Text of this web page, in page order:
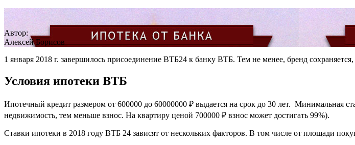
Автор:
Алексей Борисов
1 января 2018 г. завершилось присоединение ВТБ24 к банку ВТБ. Тем не менее, бренд
Условия ипотеки ВТБ
Ипотечный кредит размером от 600000 до 60000000 ₽ выдается на срок до 30 лет. Минимальная
недвижимость, тем меньше взнос. На квартиру ценой 700000 ₽ взнос может достигать 99%).
Ставки ипотеки в 2018 году ВТБ 24 зависят от нескольких факторов. В том числе от площади